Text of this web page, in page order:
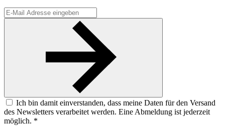
Ich bin damit einverstanden, dass meine Daten für den Versand
des Newsletters verarbeitet werden. Eine Abmeldung ist jederzeit
möglich. *